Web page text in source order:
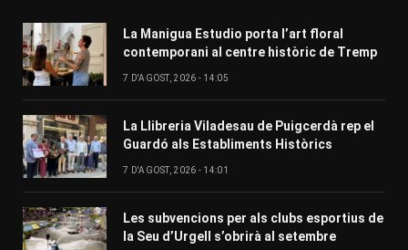
La Manigua Estudio porta l’art floral
contemporani al centre històric de Tremp
7 D'AGOST, 2026 - 14:05
La Llibreria Viladesau de Puigcerdà rep el
Guardó als Establiments Històrics
7 D'AGOST, 2026 - 14:01
Les subvencions per als clubs esportius de
la Seu d’Urgell s’obrirà al setembre